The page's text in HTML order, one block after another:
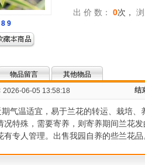
8 9
出 价 数：
0次，
物品留言
其他物品
2026-06-05 13:58:18 结
温适宜，易于兰花的转运、栽培、
况特殊，需要寄养，则寄养期间兰花
有专人管理。出售我园自养的些兰花品